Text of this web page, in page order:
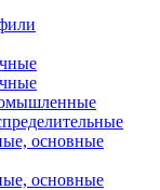
основные
основные